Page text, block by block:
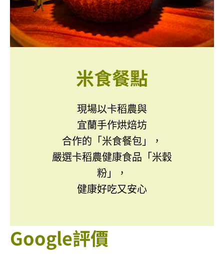
米食餐點
現場以卡稻農與
宜蘭手作烘焙坊
合作的「米食餐包」，
嚴選卡稻農健康食品「米穀
粉」，
健康好吃又安心
Google評價